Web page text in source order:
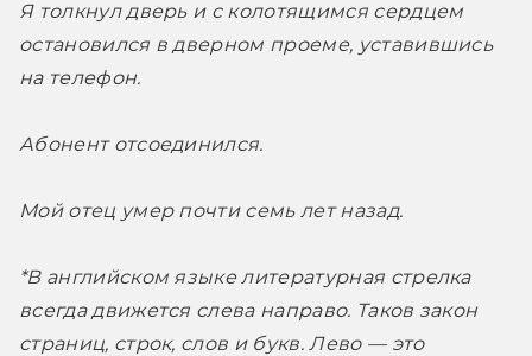
Я толкнул дверь и с колотящимся сердцем
остановился в дверном проеме, уставившись
на телефон.
Абонент отсоединился.
Мой отец умер почти семь лет назад.
*В английском языке литературная стрелка
всегда движется слева направо. Таков закон
страниц, строк, слов и букв. Лево — это